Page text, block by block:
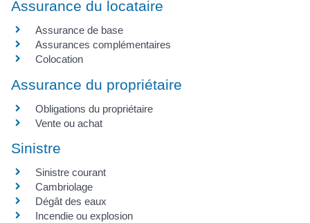
Assurance du locataire
Assurance de base
Assurances complémentaires
Colocation
Assurance du propriétaire
Obligations du propriétaire
Vente ou achat
Sinistre
Sinistre courant
Cambriolage
Dégât des eaux
Incendie ou explosion